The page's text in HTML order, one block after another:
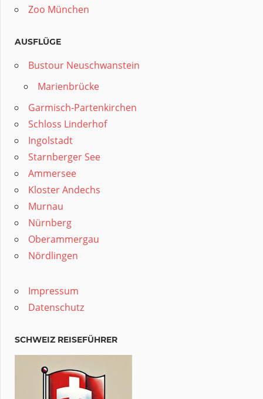
Zoo München
AUSFLÜGE
Bustour Neuschwanstein
Marienbrücke
Garmisch-Partenkirchen
Schloss Linderhof
Ingolstadt
Starnberger See
Ammersee
Kloster Andechs
Murnau
Nürnberg
Oberammergau
Nördlingen
Impressum
Datenschutz
SCHWEIZ REISEFÜHRER